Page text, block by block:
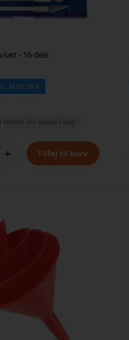
- 16 dele
34,00 DKK
sender din pakke i dag
+